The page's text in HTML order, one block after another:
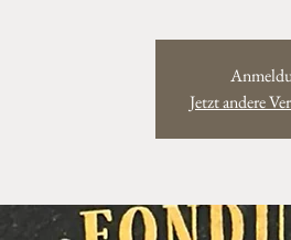
Jetzt andere